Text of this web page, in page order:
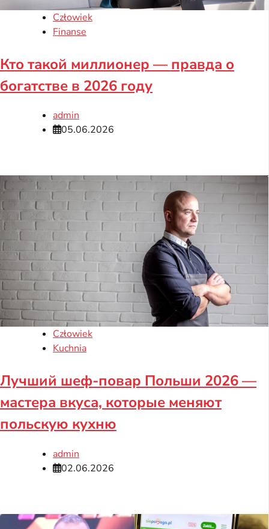
Człowiek
Finanse
Кто такой миллионер — правда о
богатстве в 2026 году
admin
05.06.2026
Człowiek
Kuchnia
Лучший шеф-повар Польши 2026 —
мастера вкуса, которые меняют
польскую кухню
admin
02.06.2026